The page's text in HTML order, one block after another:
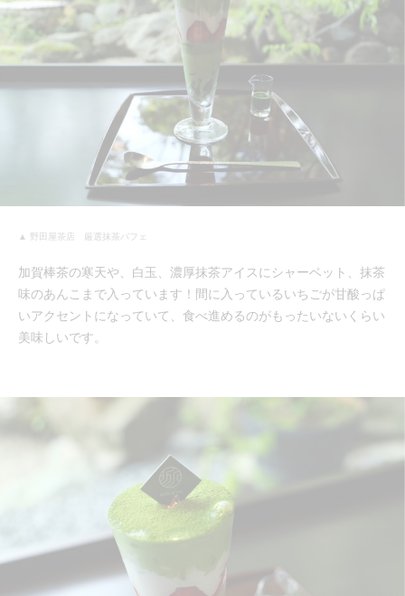
▲ 野田屋茶店 厳選抹茶パフェ
加賀棒茶の寒天や、白玉、濃厚抹茶アイスにシャーベット、抹茶
味のあんこまで入っています！間に入っているいちごが甘酸っぱ
いアクセントになっていて、食べ進めるのがもったいないくらい
美味しいです。